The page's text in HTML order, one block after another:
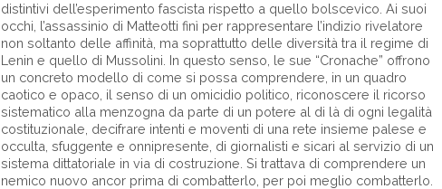
distintivi dell’esperimento fascista rispetto a quello bolscevico. Ai suoi
occhi, l’assassinio di Matteotti finì per rappresentare l’indizio rivelatore
non soltanto delle affinità, ma soprattutto delle diversità tra il regime di
Lenin e quello di Mussolini. In questo senso, le sue “Cronache” offrono
un concreto modello di come si possa comprendere, in un quadro
caotico e opaco, il senso di un omicidio politico, riconoscere il ricorso
sistematico alla menzogna da parte di un potere al di là di ogni legalità
costituzionale, decifrare intenti e moventi di una rete insieme palese e
occulta, sfuggente e onnipresente, di giornalisti e sicari al servizio di un
sistema dittatoriale in via di costruzione. Si trattava di comprendere un
nemico nuovo ancor prima di combatterlo, per poi meglio combatterlo.